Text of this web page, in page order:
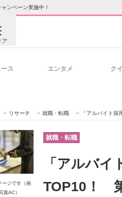
ンペーン実施中！
ア
ビジネスと働き方のヒント
ス エンタメ ク
> リサーチ > 就職・転職 > 「アルバイト
ージです（画
真AC）
就職・転職
「アルバ
TOP10！